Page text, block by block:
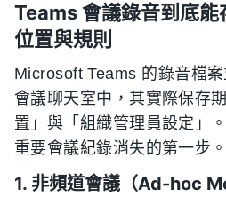
Teams 會議錄音到底能
位置與規則
Microsoft Teams 的錄音檔
會議聊天室中，其實際保存
置」與「組織管理員設定」
重要會議紀錄消失的第一步。
1. 非頻道會議（Ad-hoc